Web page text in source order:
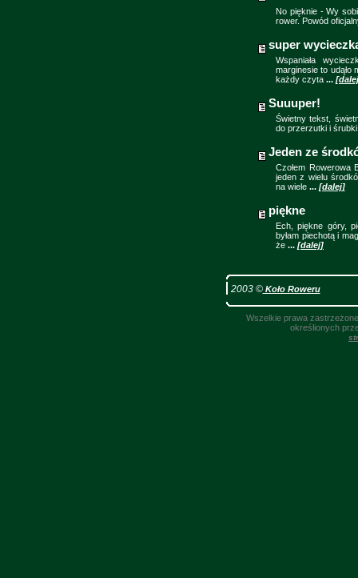
No pięknie - Wy
rower. Powód
super
Wspaniała
marginesie to
każdy czyta ...
Suuuper!
Świetny tekst,
do przerzutki i
Jeden ze
Czołem Rowerowa
jeden z wielu
na wiele ... [dalej]
piękne
Ech, piękne góry,
byłam piechotą i
że ... [dalej]
2003 ©Koło Roweru
Wszelkie prawa
określionych